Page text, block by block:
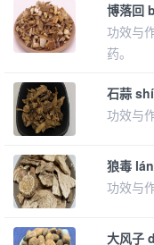
博落回
功效与
药。
石蒜
功效与
狼毒
功效与
大风子